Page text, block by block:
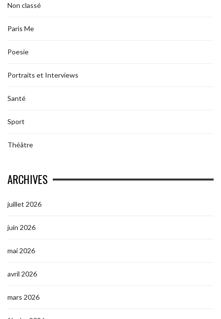
Non classé
Paris Me
Poesie
Portraits et Interviews
Santé
Sport
Théâtre
ARCHIVES
juillet 2026
juin 2026
mai 2026
avril 2026
mars 2026